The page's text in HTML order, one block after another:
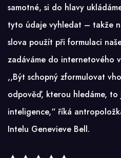
samotné, si do hlavy
tyto údaje vyhledat – takže
slova použít při formulaci
zadáváme do internetového
,,Být schopný zformulovat
odpověď, kterou hledáme, to
inteligence,“ říká
Intelu Genevieve Bell.